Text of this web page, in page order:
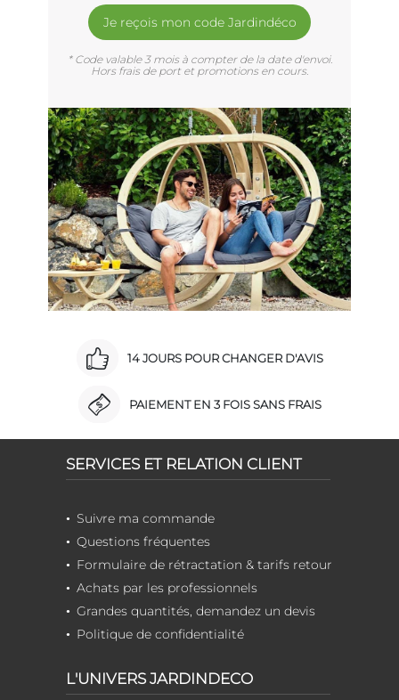
Je reçois mon code Jardindéco
* Code valable 3 mois à compter de la date d'envoi.
Hors frais de port et promotions en cours.
14 JOURS POUR CHANGER D'AVIS
PAIEMENT EN 3 FOIS SANS FRAIS
SERVICES ET RELATION CLIENT
Suivre ma commande
Questions fréquentes
Formulaire de rétractation & tarifs retour
Achats par les professionnels
Grandes quantités, demandez un devis
Politique de confidentialité
L'UNIVERS JARDINDECO